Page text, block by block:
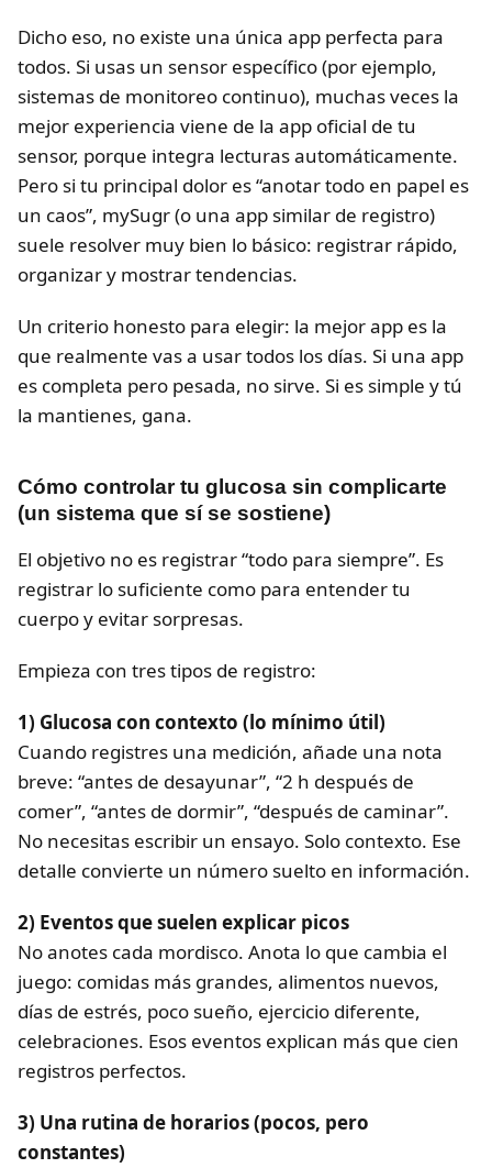
Dicho eso, no existe una única app perfecta para
todos. Si usas un sensor específico (por ejemplo,
sistemas de monitoreo continuo), muchas veces la
mejor experiencia viene de la app oficial de tu
sensor, porque integra lecturas automáticamente.
Pero si tu principal dolor es “anotar todo en papel es
un caos”, mySugr (o una app similar de registro)
suele resolver muy bien lo básico: registrar rápido,
organizar y mostrar tendencias.
Un criterio honesto para elegir: la mejor app es la
que realmente vas a usar todos los días. Si una app
es completa pero pesada, no sirve. Si es simple y tú
la mantienes, gana.
Cómo controlar tu glucosa sin complicarte
(un sistema que sí se sostiene)
El objetivo no es registrar “todo para siempre”. Es
registrar lo suficiente como para entender tu
cuerpo y evitar sorpresas.
Empieza con tres tipos de registro:
1) Glucosa con contexto (lo mínimo útil)
Cuando registres una medición, añade una nota
breve: “antes de desayunar”, “2 h después de
comer”, “antes de dormir”, “después de caminar”.
No necesitas escribir un ensayo. Solo contexto. Ese
detalle convierte un número suelto en información.
2) Eventos que suelen explicar picos
No anotes cada mordisco. Anota lo que cambia el
juego: comidas más grandes, alimentos nuevos,
días de estrés, poco sueño, ejercicio diferente,
celebraciones. Esos eventos explican más que cien
registros perfectos.
3) Una rutina de horarios (pocos, pero
constantes)